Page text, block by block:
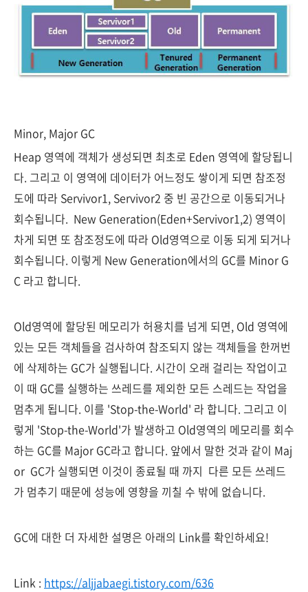
Minor, Major GC
Heap 영역에 객체가 생성되면 최초로 Eden 영역에 할당됩니
다. 그리고 이 영역에 데이터가 어느정도 쌓이게 되면 참조정
도에 따라 Servivor1, Servivor2 중 빈 공간으로 이동되거나
회수됩니다. New Generation(Eden+Servivor1,2) 영역이
차게 되면 또 참조정도에 따라 Old영역으로 이동 되게 되거나
회수됩니다. 이렇게 New Generation에서의 GC를 Minor G
C 라고 합니다.
Old영역에 할당된 메모리가 허용치를 넘게 되면, Old 영역에
있는 모든 객체들을 검사하여 참조되지 않는 객체들을 한꺼번
에 삭제하는 GC가 실행됩니다. 시간이 오래 걸리는 작업이고
이 때 GC를 실행하는 쓰레드를 제외한 모든 스레드는 작업을
멈추게 됩니다. 이를 'Stop-the-World' 라 합니다. 그리고 이
렇게 'Stop-the-World'가 발생하고 Old영역의 메모리를 회수
하는 GC를 Major GC라고 합니다. 앞에서 말한 것과 같이 Maj
or GC가 실행되면 이것이 종료될 때 까지 다른 모든 쓰레드
가 멈추기 때문에 성능에 영향을 끼칠 수 밖에 없습니다.
GC에 대한 더 자세한 설명은 아래의 Link를 확인하세요!
Link : https://aljjabaegi.tistory.com/636